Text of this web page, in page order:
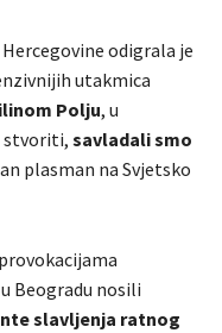
odigrala je
utakmica
Polju, u
stvoriti, savladali smo
plasman na Svjetsko
Beogradu nosili
slavljenja ratnog